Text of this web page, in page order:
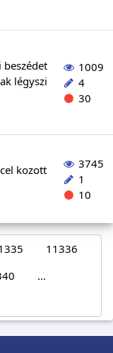
légyszi
1009
4
30
kozott
3745
1
10
11336
...